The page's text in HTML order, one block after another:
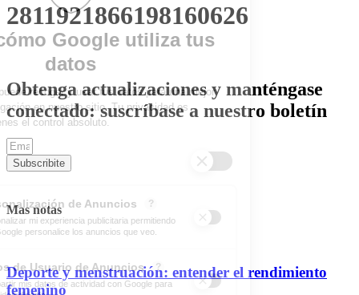
2811921866198160626
Obtenga actualizaciones y manténgase
conectado: suscríbase a nuestro boletín
Subscribite
Mas notas
Deporte y menstruación: entender el rendimiento
femenino